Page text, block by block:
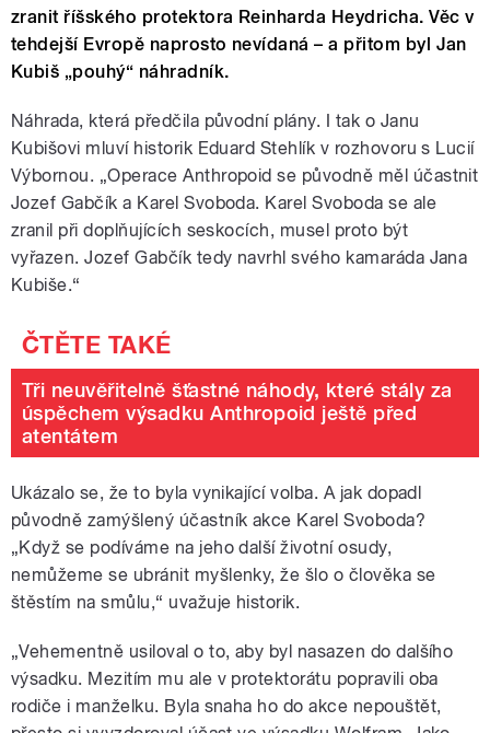
zranit říšského protektora Reinharda Heydricha. Věc v
tehdejší Evropě naprosto nevídaná – a přitom byl Jan
Kubiš „pouhý“ náhradník.
Náhrada, která předčila původní plány. I tak o Janu
Kubišovi mluví historik Eduard Stehlík v rozhovoru s Lucií
Výbornou. „Operace Anthropoid se původně měl účastnit
Jozef Gabčík a Karel Svoboda. Karel Svoboda se ale
zranil při doplňujících seskocích, musel proto být
vyřazen. Jozef Gabčík tedy navrhl svého kamaráda Jana
Kubiše.“
Tři neuvěřitelně šťastné náhody, které stály za
úspěchem výsadku Anthropoid ještě před
atentátem
Ukázalo se, že to byla vynikající volba. A jak dopadl
původně zamýšlený účastník akce Karel Svoboda?
„Když se podíváme na jeho další životní osudy,
nemůžeme se ubránit myšlenky, že šlo o člověka se
štěstím na smůlu,“ uvažuje historik.
„Vehementně usiloval o to, aby byl nasazen do dalšího
výsadku. Mezitím mu ale v protektorátu popravili oba
rodiče i manželku. Byla snaha ho do akce nepouštět,